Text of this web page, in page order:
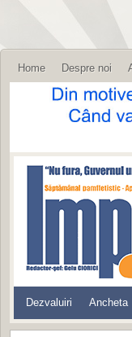
Home Despre noi
Dezvaluiri Ancheta